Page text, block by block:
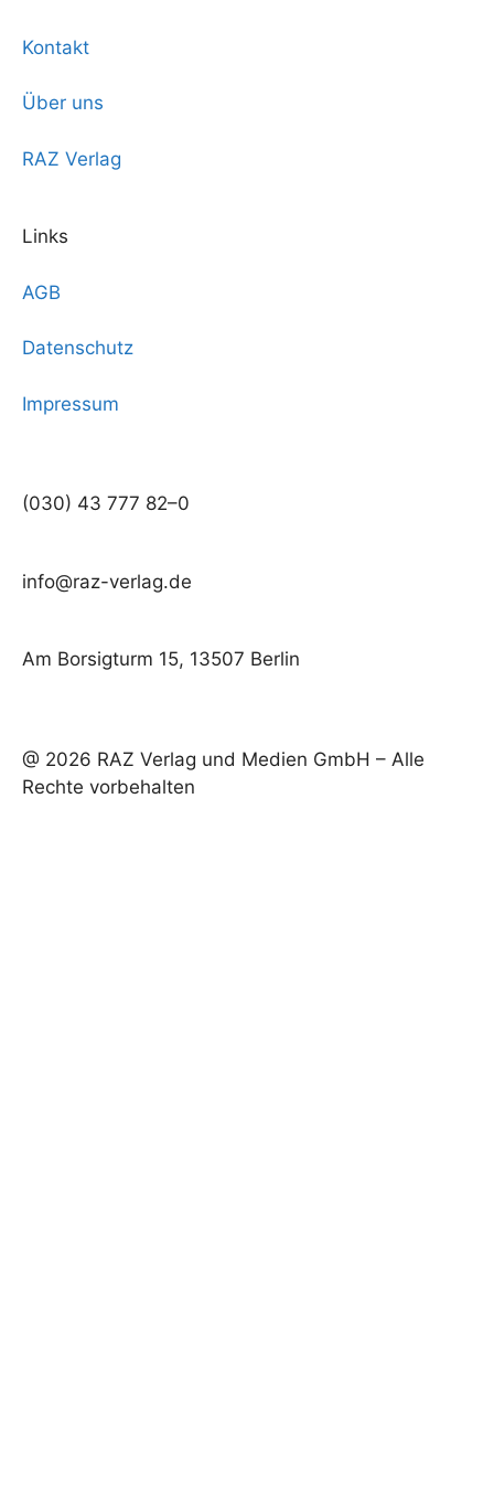
Kontakt
Über uns
RAZ Verlag
Links
AGB
Datenschutz
Impressum
(030) 43 777 82–0
info@raz-verlag.de
Am Borsigturm 15, 13507 Berlin
@ 2026 RAZ Verlag und Medien GmbH – Alle
Rechte vorbehalten